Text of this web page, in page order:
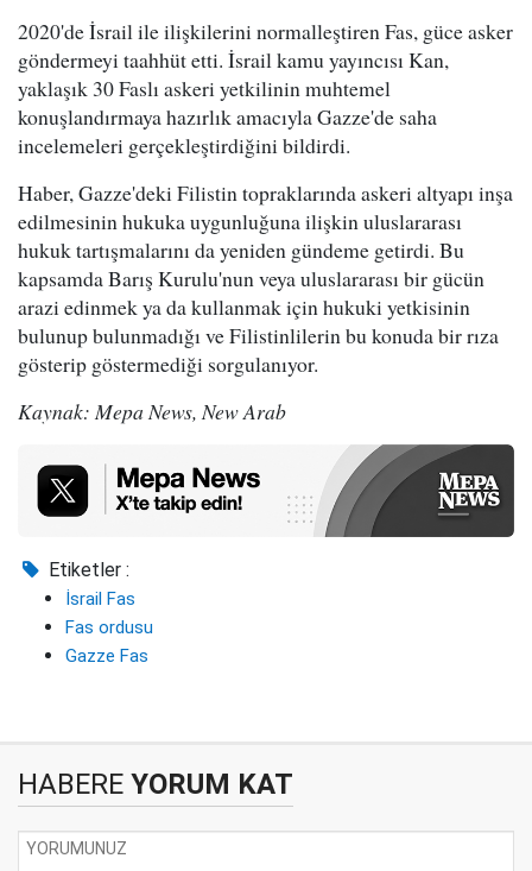
2020'de İsrail ile ilişkilerini normalleştiren Fas, güce asker
göndermeyi taahhüt etti. İsrail kamu yayıncısı Kan,
yaklaşık 30 Faslı askeri yetkilinin muhtemel
konuşlandırmaya hazırlık amacıyla Gazze'de saha
incelemeleri gerçekleştirdiğini bildirdi.
Haber, Gazze'deki Filistin topraklarında askeri altyapı inşa
edilmesinin hukuka uygunluğuna ilişkin uluslararası
hukuk tartışmalarını da yeniden gündeme getirdi. Bu
kapsamda Barış Kurulu'nun veya uluslararası bir gücün
arazi edinmek ya da kullanmak için hukuki yetkisinin
bulunup bulunmadığı ve Filistinlilerin bu konuda bir rıza
gösterip göstermediği sorgulanıyor.
Kaynak: Mepa News, New Arab
Etiketler :
İsrail Fas
Fas ordusu
Gazze Fas
HABERE YORUM KAT